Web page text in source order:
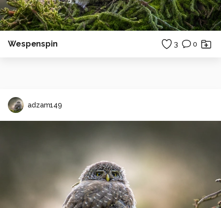
Wespenspin 3 0
adzam149